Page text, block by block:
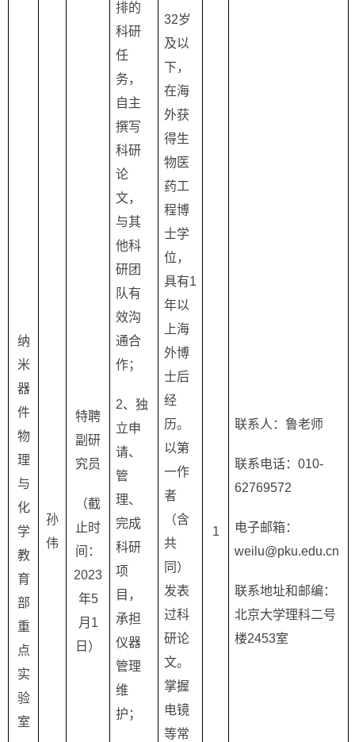
纳
米
器
件
物
理
与
化
学
教
育
部
重
点
实
验
室
孙
伟
特聘
副研
究员
（截
止时
间：
2023
年5
月 1
日）
排的
科研
任
务，
自主
撰写
科研
论
文，
与其
他科
研团
队有
效沟
通合
作；
2、独
立申
请、
管
理、
完成
科研
项
目，
承担
仪器
管理
维
护；
32岁
及以
下，
在海
外获
得生
物医
药工
程博
士学
位，
具有1
年以
上海
外博
士后
经
历。
以第
一作
者
（含
共
同）
发表
过科
研论
文。
掌握
电镜
等常
1
联系人：鲁老师
联系电话：010-
62769572
电子邮箱：
weilu@pku.edu.cn
联系地址和邮编：
北京大学理科二号
楼2453室